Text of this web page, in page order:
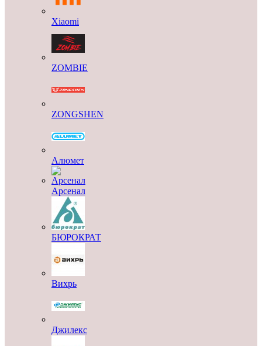
Xiaomi
ZOMBIE
ZONGSHEN
Алюмет
Арсенал
БЮРОКРАТ
Вихрь
Джилекс